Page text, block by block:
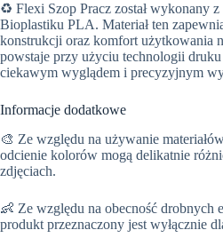
♻️ Flexi Szop Pracz został wykonany
Bioplastiku PLA. Materiał ten
konstrukcji oraz komfort użytkowania
powstaje przy użyciu technologii
ciekawym wyglądem i precyzyjnym
Informacje dodatkowe
🎨 Ze względu na używanie
odcienie kolorów mogą delikatnie
zdjęciach.
👶 Ze względu na obecność drobnych
produkt przeznaczony jest wyłącznie